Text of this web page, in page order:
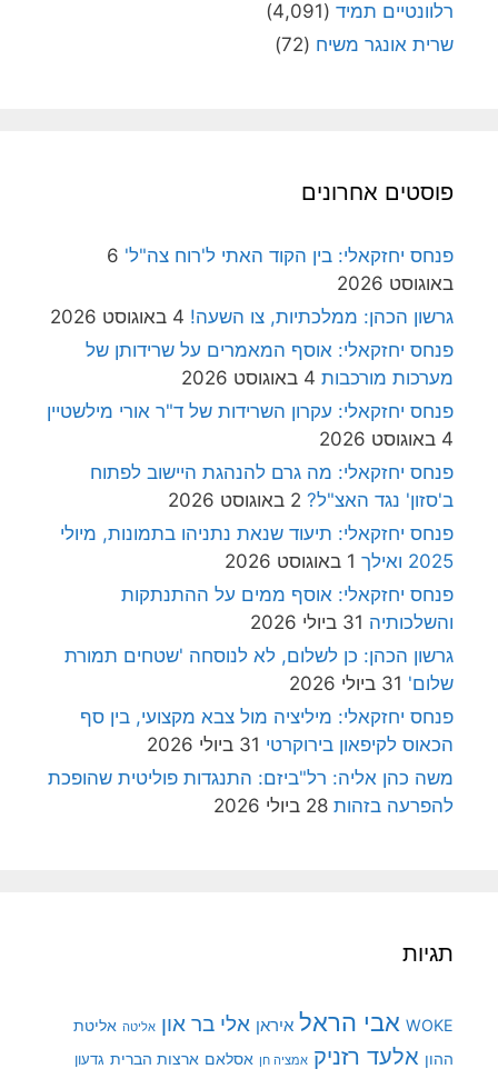
רלוונטיים תמיד (4,091)
שרית אונגר משיח (72)
פוסטים אחרונים
פנחס יחזקאלי: בין הקוד האתי ל'רוח צה"ל' 6
באוגוסט 2026
גרשון הכהן: ממלכתיות, צו השעה! 4 באוגוסט 2026
פנחס יחזקאלי: אוסף המאמרים על שרידותן של
מערכות מורכבות 4 באוגוסט 2026
פנחס יחזקאלי: עקרון השרידות של ד"ר אורי מילשטיין
4 באוגוסט 2026
פנחס יחזקאלי: מה גרם להנהגת היישוב לפתוח
ב'סזון' נגד האצ"ל? 2 באוגוסט 2026
פנחס יחזקאלי: תיעוד שנאת נתניהו בתמונות, מיולי
2025 ואילך
1 באוגוסט 2026
פנחס יחזקאלי: אוסף ממים על ההתנתקות
והשלכותיה 31 ביולי 2026
גרשון הכהן: כן לשלום, לא לנוסחה 'שטחים תמורת
שלום' 31 ביולי 2026
פנחס יחזקאלי: מיליציה מול צבא מקצועי, בין סף
הכאוס לקיפאון בירוקרטי 31 ביולי 2026
משה כהן אליה: רל"ביזם: התנגדות פוליטית שהופכת
להפרעה בזהות 28 ביולי 2026
תגיות
WOKE אבי הראל איראן אלי בר און אליטה אליטת
ההון אלעד רזניק אמציה חן אסלאם ארצות הברית גדעון